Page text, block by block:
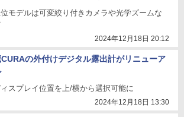
モデルは可変絞り付きカメラや光学ズームな
2024年12月18日 20:12
の外付けデジタル露出計がリニューア
スプレイ位置を上/横から選択可能に
2024年12月18日 13:30